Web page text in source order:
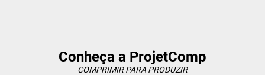
ASSISTÊNCIA TÉCNICA DE COMPRESSOR CHICAGO PNEUMATIC
Conheça a ProjetComp
COMPRIMIR PARA PRODUZIR